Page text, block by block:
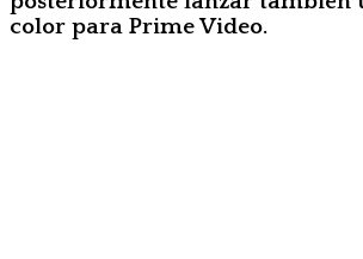
color para Prime Video.